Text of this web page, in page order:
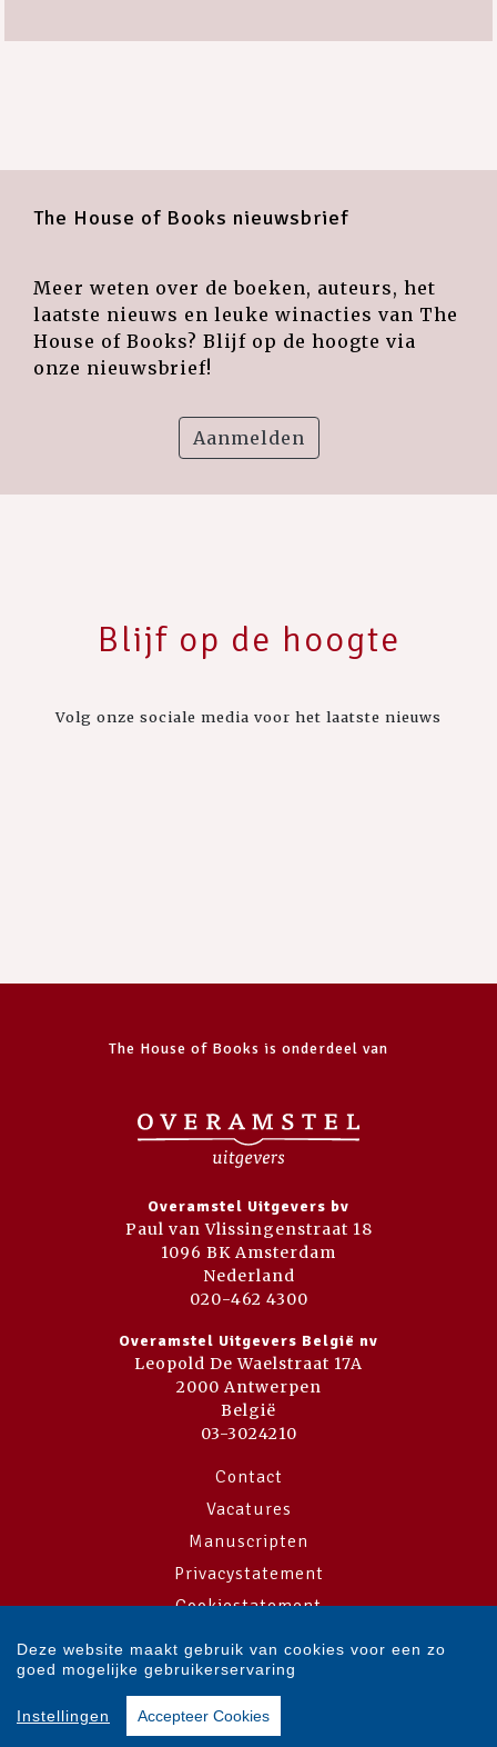
The House of Books nieuwsbrief
Meer weten over de boeken, auteurs, het
laatste nieuws en leuke winacties van The
House of Books? Blijf op de hoogte via
onze nieuwsbrief!
Aanmelden
Blijf op de hoogte
Volg onze sociale media voor het laatste nieuws
The House of Books is onderdeel van
Overamstel Uitgevers bv
Paul van Vlissingenstraat 18
1096 BK Amsterdam
Nederland
020-462 4300
Overamstel Uitgevers België nv
Leopold De Waelstraat 17A
2000 Antwerpen
België
03-3024210
Contact
Vacatures
Manuscripten
Privacystatement
Cookiestatement
Cookie-instellingen
Copyright © 2007-2026 Overamstel Uitgevers - Alle rechten voorbehouden
- Ontwerp door
Deze website maakt gebruik van cookies voor een zo
goed mogelijke gebruikerservaring
Instellingen Accepteer Cookies